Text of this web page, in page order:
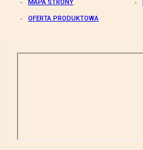
MAPA STRONY
OFERTA PRODUKTOWA